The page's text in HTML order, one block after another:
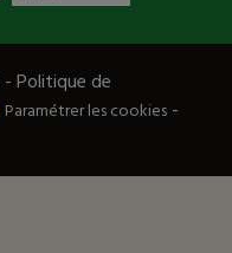
-Politique de
Paramétrer les cookies -